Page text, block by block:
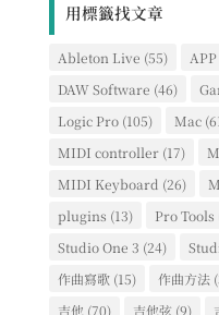
類
別
用標籤找文章
Ableton Live (55) APP
DAW Software (46)
Logic Pro(105) Mac
MIDI controller(17)
MIDI Keyboard (26)
plugins (13) Pro Tools
Studio One 3 (24)
作曲寫歌(15) 作曲方法
吉他 (70) 吉他弦(9)